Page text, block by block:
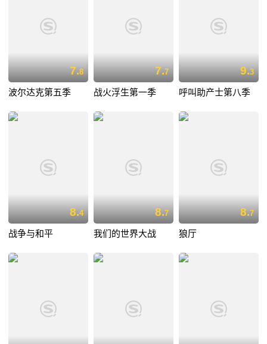
7.8
波尔达克第五季
7.7
战火浮生第一季
9.3
呼叫助产士第八季
8.4
战争与和平
8.7
我们的世界大战
8.7
狼厅